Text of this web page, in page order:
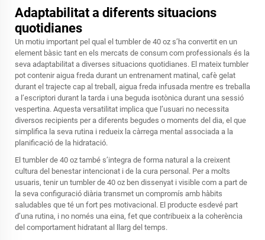
Adaptabilitat a diferents situacions
quotidianes
Un motiu important pel qual el tumbler de 40 oz s’ha convertit en un
element bàsic tant en els mercats de consum com professionals és la
seva adaptabilitat a diverses situacions quotidianes. El mateix tumbler
pot contenir aigua freda durant un entrenament matinal, cafè gelat
durant el trajecte cap al treball, aigua freda infusada mentre es treballa
a l’escriptori durant la tarda i una beguda isotònica durant una sessió
vespertina. Aquesta versatilitat implica que l’usuari no necessita
diversos recipients per a diferents begudes o moments del dia, el que
simplifica la seva rutina i redueix la càrrega mental associada a la
planificació de la hidratació.
El tumbler de 40 oz també s’integra de forma natural a la creixent
cultura del benestar intencionat i de la cura personal. Per a molts
usuaris, tenir un tumbler de 40 oz ben dissenyat i visible com a part de
la seva configuració diària transmet un compromís amb hàbits
saludables que té un fort pes motivacional. El producte esdevé part
d’una rutina, i no només una eina, fet que contribueix a la coherència
del comportament hidratant al llarg del temps.